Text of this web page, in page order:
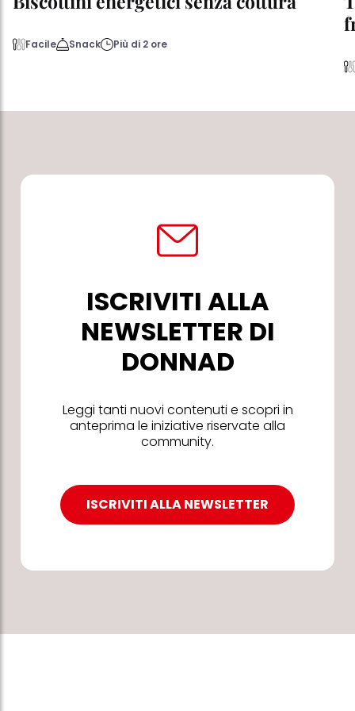
Facile Snack Più di 2 ore
ISCRIVITI ALLA
NEWSLETTER DI
DONNAD
Leggi tanti nuovi contenuti e scopri in
anteprima le iniziative riservate alla
community.
ISCRIVITI ALLA NEWSLETTER